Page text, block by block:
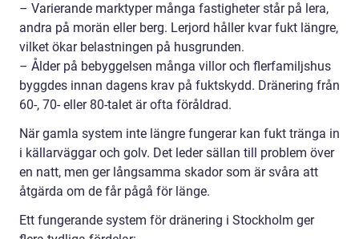
– Varierande marktyper många fastigheter står på lera,
andra på morän eller berg. Lerjord håller kvar fukt längre,
vilket ökar belastningen på husgrunden.
– Ålder på bebyggelsen många villor och flerfamiljshus
byggdes innan dagens krav på fuktskydd. Dränering från
60-, 70- eller 80-talet är ofta föråldrad.
När gamla system inte längre fungerar kan fukt tränga in
i källarväggar och golv. Det leder sällan till problem över
en natt, men ger långsamma skador som är svåra att
åtgärda om de får pågå för länge.
Ett fungerande system för dränering i Stockholm ger